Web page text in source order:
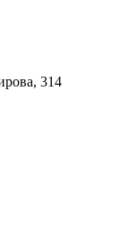
314